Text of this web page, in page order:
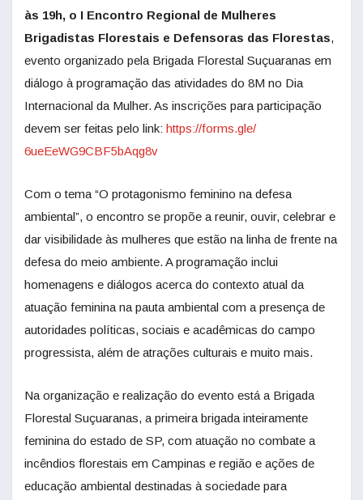
às 19h, o I Encontro Regional de Mulheres
Brigadistas Florestais e Defensoras das Florestas,
evento organizado pela Brigada Florestal Suçuaranas em
diálogo à programação das atividades do 8M no Dia
Internacional da Mulher. As inscrições para participação
devem ser feitas pelo link: https://forms.gle/
6ueEeWG9CBF5bAqg8v
Com o tema “O protagonismo feminino na defesa
ambiental”, o encontro se propõe a reunir, ouvir, celebrar e
dar visibilidade às mulheres que estão na linha de frente na
defesa do meio ambiente. A programação inclui
homenagens e diálogos acerca do contexto atual da
atuação feminina na pauta ambiental com a presença de
autoridades políticas, sociais e acadêmicas do campo
progressista, além de atrações culturais e muito mais.
Na organização e realização do evento está a Brigada
Florestal Suçuaranas, a primeira brigada inteiramente
feminina do estado de SP, com atuação no combate a
incêndios florestais em Campinas e região e ações de
educação ambiental destinadas à sociedade para